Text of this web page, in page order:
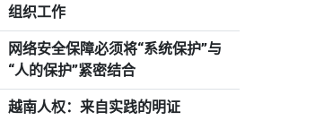
组织工作
网络安全保障必须将“系统保护”与
“人的保护”紧密结合
越南人权：来自实践的明证